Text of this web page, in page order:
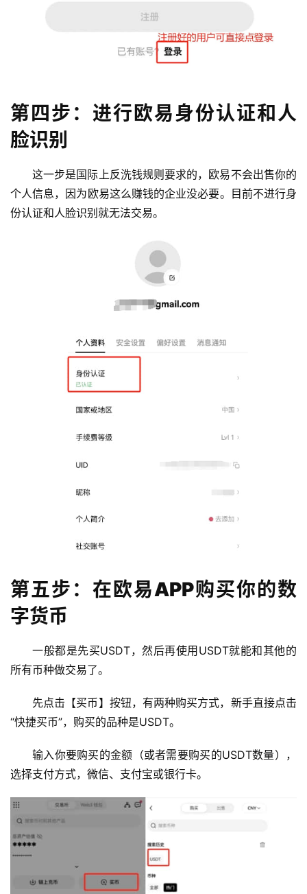
第四步：进行欧易身份认证和人
脸识别
这一步是国际上反洗钱规则要求的，欧易不会出售你的
个人信息，因为欧易这么赚钱的企业没必要。目前不进行身
份认证和人脸识别就无法交易。
第五步：在欧易APP购买你的数
字货币
一般都是先买USDT，然后再使用USDT就能和其他的
所有币种做交易了。
先点击【买币】按钮，有两种购买方式，新手直接点击
“快捷买币”，购买的品种是USDT。
输入你要购买的金额（或者需要购买的USDT数量），
选择支付方式，微信、支付宝或银行卡。